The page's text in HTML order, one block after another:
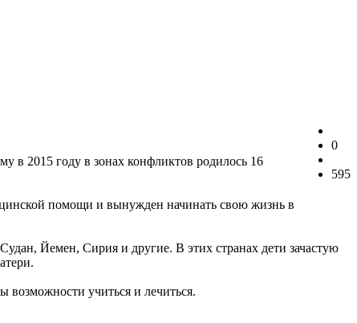
0
595
в 2015 году в зонах конфликтов родилось 16
помощи и вынужден начинать свою жизнь в
Йемен, Сирия и другие. В этих странах дети зачастую
возможности учиться и лечиться.